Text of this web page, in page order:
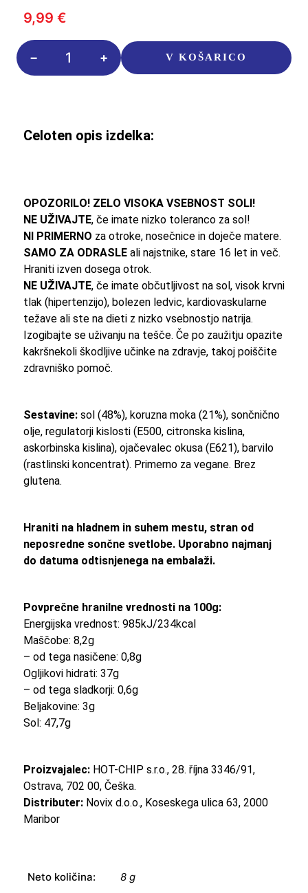
9,99 €
Chip
V KOŠARICO
Celoten opis izdelka:
OPOZORILO! ZELO VISOKA VSEBNOST SOLI!
NE UŽIVAJTE, če imate nizko toleranco za sol!
NI PRIMERNO za otroke, nosečnice in doječe matere.
SAMO ZA ODRASLEali najstnike, stare 16 let in več.
Hraniti izven dosega otrok.
NE UŽIVAJTE, če imate občutljivost na sol, visok krvni
tlak (hipertenzijo), bolezen ledvic, kardiovaskularne
težave ali ste na dieti z nizko vsebnostjo natrija.
Izogibajte se uživanju na tešče. Če po zaužitju opazite
kakršnekoli škodljive učinke na zdravje, takoj poiščite
zdravniško pomoč.
Sestavine:sol (48%), koruzna moka (21%), sončnično
olje, regulatorji kislosti (E500, citronska kislina,
askorbinska kislina), ojačevalec okusa (E621), barvilo
(rastlinski koncentrat). Primerno za vegane. Brez
glutena.
Hraniti na hladnem in suhem mestu, stran od
neposredne sončne svetlobe. Uporabno najmanj
do datuma odtisnjenega na embalaži.
Povprečne hranilne vrednosti na 100g:
Energijska vrednost: 985kJ/234kcal
Maščobe: 8,2g
– od tega nasičene: 0,8g
Ogljikovi hidrati: 37g
– od tega sladkorji: 0,6g
Beljakovine: 3g
Sol: 47,7g
Proizvajalec:HOT-CHIP s.r.o., 28. října 3346/91,
Ostrava, 702 00, Češka.
Distributer:Novix d.o.o., Koseskega ulica 63, 2000
Maribor
Neto količina: 8 g